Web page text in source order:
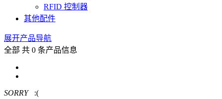
RFID 控制器
其他配件
展开产品导航
全部 共 0 条产品信息
SORRY
:(